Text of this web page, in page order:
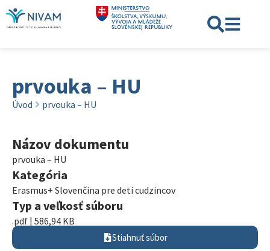
prvouka – HU
Úvod prvouka – HU
Názov dokumentu
prvouka – HU
Kategória
Erasmus+ Slovenčina pre deti cudzincov
Typ a veľkosť súboru
.pdf | 586,94 KB
Stiahnuť súbor